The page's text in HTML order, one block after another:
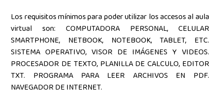
Los requisitos mínimos para poder utilizar los accesos al aula
virtual son: COMPUTADORA PERSONAL, CELULAR
SMARTPHONE, NETBOOK, NOTEBOOK, TABLET, ETC.
SISTEMA OPERATIVO, VISOR DE IMÁGENES Y VIDEOS.
PROCESADOR DE TEXTO, PLANILLA DE CALCULO, EDITOR
TXT. PROGRAMA PARA LEER ARCHIVOS EN PDF.
NAVEGADOR DE INTERNET.